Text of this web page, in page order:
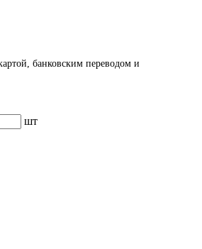
банковским переводом и
шт